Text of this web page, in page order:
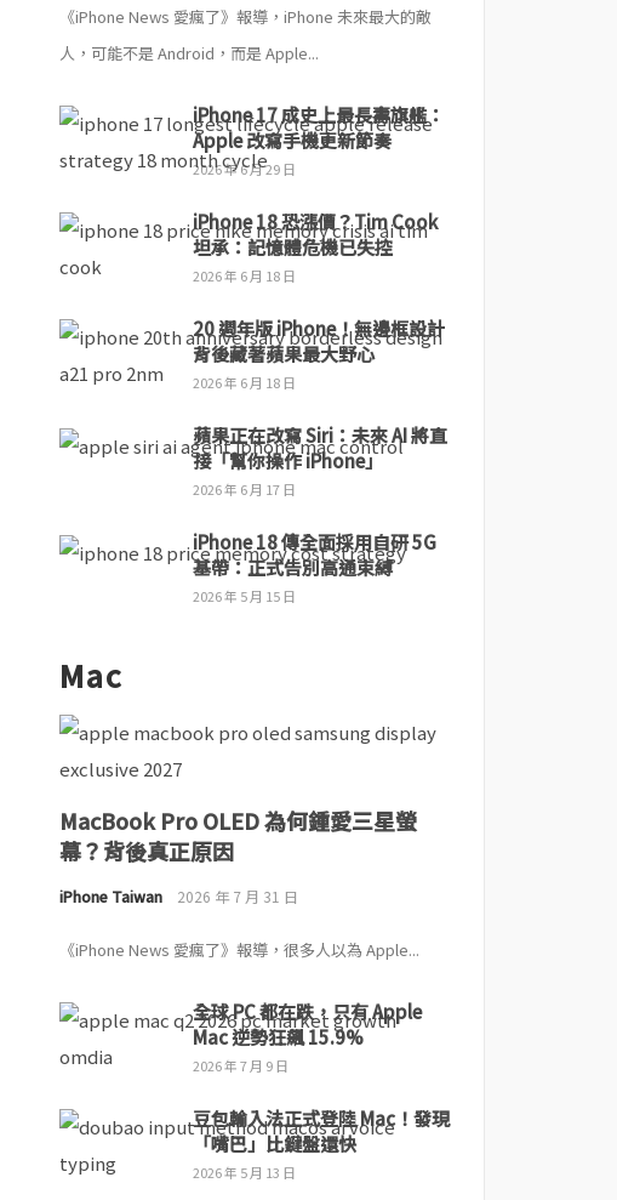
《iPhone News 愛瘋了》報導，iPhone 未來最大的敵
人，可能不是 Android，而是 Apple...
iPhone 17 成史上最長壽旗艦：
Apple 改寫手機更新節奏
2026 年 6 月 29 日
iPhone 18 恐漲價？Tim Cook
坦承：記憶體危機已失控
2026 年 6 月 18 日
20 週年版 iPhone！無邊框設計
背後藏著蘋果最大野心
2026 年 6 月 18 日
蘋果正在改寫 Siri：未來 AI 將直
接「幫你操作 iPhone」
2026 年 6 月 17 日
iPhone 18 傳全面採用自研 5G
基帶：正式告別高通束縛
2026 年 5 月 15 日
Mac
MacBook Pro OLED 為何鍾愛三星螢
幕？背後真正原因
iPhone Taiwan 2026 年 7 月 31 日
《iPhone News 愛瘋了》報導，很多人以為 Apple...
全球 PC 都在跌，只有 Apple
Mac 逆勢狂飆 15.9%
2026 年 7 月 9 日
豆包輸入法正式登陸 Mac！發現
「嘴巴」比鍵盤還快
2026 年 5 月 13 日